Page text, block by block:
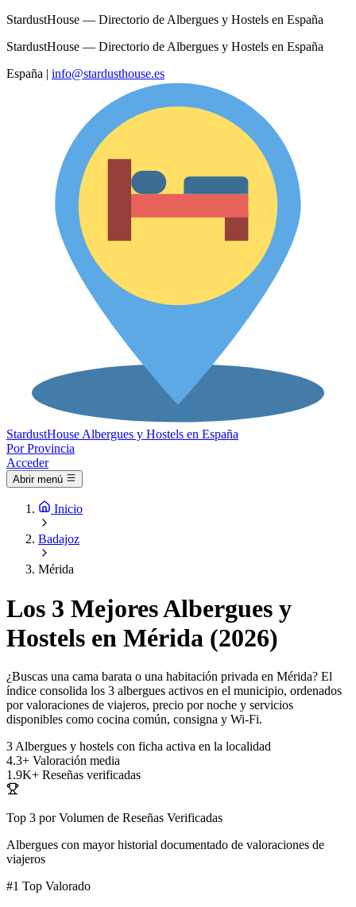
StardustHouse — Directorio de Albergues y Hostels en España
StardustHouse — Directorio de Albergues y Hostels en España
España | info@stardusthouse.es
StardustHouse Albergues y Hostels en España
Por Provincia
Acceder
Abrir menú
Inicio
Badajoz
Mérida
Los 3 Mejores Albergues y
Hostels en Mérida (2026)
¿Buscas una cama barata o una habitación privada en Mérida? El
índice consolida los 3 albergues activos en el municipio, ordenados
por valoraciones de viajeros, precio por noche y servicios
disponibles como cocina común, consigna y Wi-Fi.
3 Albergues y hostels con ficha activa en la localidad
4.3+ Valoración media
1.9K+ Reseñas verificadas
Top 3 por Volumen de Reseñas Verificadas
Albergues con mayor historial documentado de valoraciones de
viajeros
#1 Top Valorado